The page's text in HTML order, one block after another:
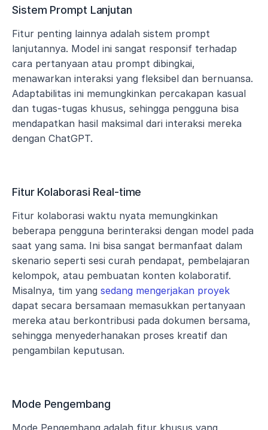
Sistem Prompt Lanjutan
Fitur penting lainnya adalah sistem prompt
lanjutannya. Model ini sangat responsif terhadap
cara pertanyaan atau prompt dibingkai,
menawarkan interaksi yang fleksibel dan bernuansa.
Adaptabilitas ini memungkinkan percakapan kasual
dan tugas-tugas khusus, sehingga pengguna bisa
mendapatkan hasil maksimal dari interaksi mereka
dengan ChatGPT.
Fitur Kolaborasi Real-time
Fitur kolaborasi waktu nyata memungkinkan
beberapa pengguna berinteraksi dengan model pada
saat yang sama. Ini bisa sangat bermanfaat dalam
skenario seperti sesi curah pendapat, pembelajaran
kelompok, atau pembuatan konten kolaboratif.
Misalnya, tim yang sedang mengerjakan proyek
dapat secara bersamaan memasukkan pertanyaan
mereka atau berkontribusi pada dokumen bersama,
sehingga menyederhanakan proses kreatif dan
pengambilan keputusan.
Mode Pengembang